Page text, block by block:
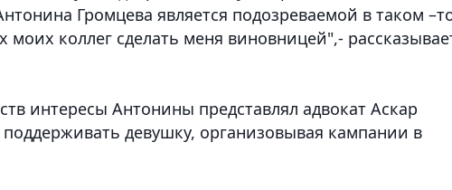
Громцева является подозреваемой в таком
моих коллег сделать меня виновницей",-
интересы Антонины представлял адвокат Аскар
девушку, организовывая кампании в